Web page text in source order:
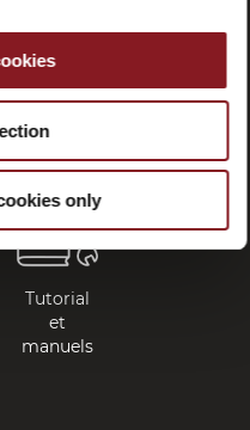
only
Store
locator
Tutorial
et
manuels